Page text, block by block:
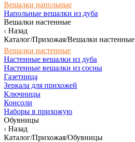
Вешалки напольные
Напольные вешалки из дуба
Вешалки настенные
Назад
Каталог/Прихожая/Вешалки настенные
Вешалки настенные
Настенные вешалки из дуба
Настенные вешалки из сосны
Газетница
Зеркала для прихожей
Ключницы
Консоли
Наборы в прихожую
Обувницы
Назад
Каталог/Прихожая/Обувницы